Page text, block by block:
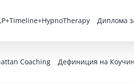
Дипломa
Coaching Дефиниция на